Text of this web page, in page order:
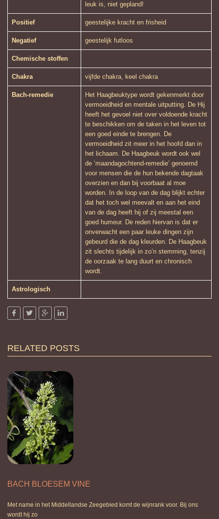
leuk is, niet gepland!
Positief geestelijke kracht en frisheid
Negatief geestelijk futloos
Chemische stoffen
Chakra vijfde chakra, keel chakra
Bach-remedie
Het Haagbeuktype wordt gekenmerkt door
vermoeidheid en mentale uitputting. De Hij
heeft het gevoel niet over voldoende kracht
te beschikken om de taken in het leven tot
een goed einde te brengen. De
vermoeidheid zit meer in het hoofd dan in
het lichaam. De Haagbeuk wordt ook wel
de ‘maandagochtend-remedie’ genoemd
voor mensen die de hun bekende dagtaak
overzien en dan bij voorbaat al moe
worden. In de loop van de dag blijkt echter
dat het toch wel meevalt en aan het eind
van de dag heeft hij of zij meestal een
goed humeur. De reden hiervan is dat er
onverwacht een paar leuke dingen zijn
gebeurd die de dag kleurden. De Haagbeuk
zit slechts tijdelijk in zo’n stemming, tenzij
de oorzaak te lang duurt en chronisch
wordt.
Astrologisch
RELATED POSTS
BACH BLOESEM VINE
Met name in het Middellandse Zeegebied komt de wijnrank voor. Bij ons
wordt hij zo